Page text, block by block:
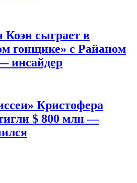
сыграет в
гонщике» с Райаном
инсайдер
Кристофера
$ 800 млн —